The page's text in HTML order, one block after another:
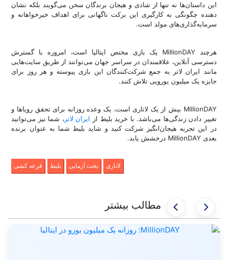
این داستان‌ها نه تنها از شادی و هیجان برندگان سخن می‌گویند بلکه نشان
دهنده چگونگی به کارگیری این برکت ناگهانی برای اهداف خیرخواهانه و
سرمایه‌گذاری‌های مولد است.
هرچند MillionDAY یک بازی مختص ایتالیا است، امروزه با گسترش
دسترسی آنلاین، علاقمندان در سراسر جهان می‌توانند از طریق سایت‌هایی
مانند ایران لاتر به جمع شرکت‌کنندگان این بازی پیوسته و هر روز برای
جایزه یک میلیون یورویی تلاش کنند.
MillionDAY بیش از یک لاتاری است، یک وعده روزانه برای تحقق رویاها و
تغییر دادن زندگی‌ها می‌باشد. با خرید بلیط از ایران لاتر ، شما نیز می‌توانید
در این تجربه هیجان‌انگیز شرکت کنید و شاید بلیط شما به عنوان برنده
بعدی MillionDAY درخشش یابد.
لاتاری بخت آزمایی بلیط قرعه کشی
مطالب بیشتر